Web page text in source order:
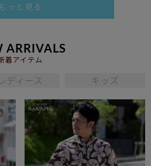
っと見る
ARRIVALS
着アイテム
レディース キッズ